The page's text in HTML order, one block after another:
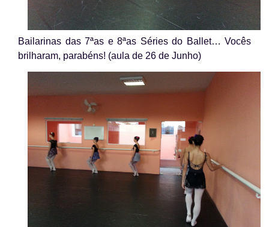
Bailarinas das 7ªas e 8ªas Séries do Ballet… Vocês
brilharam, parabéns! (aula de 26 de Junho)